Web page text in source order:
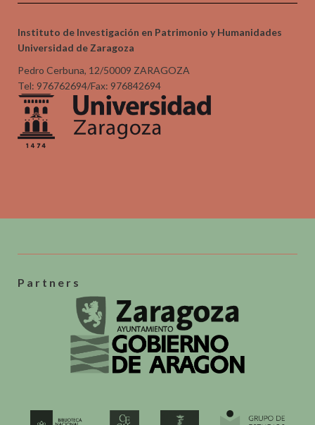
Instituto de Investigación en Patrimonio y Humanidades
Universidad de Zaragoza
Pedro Cerbuna, 12/50009 ZARAGOZA
Tel: 976762694/Fax: 976842694
Partners